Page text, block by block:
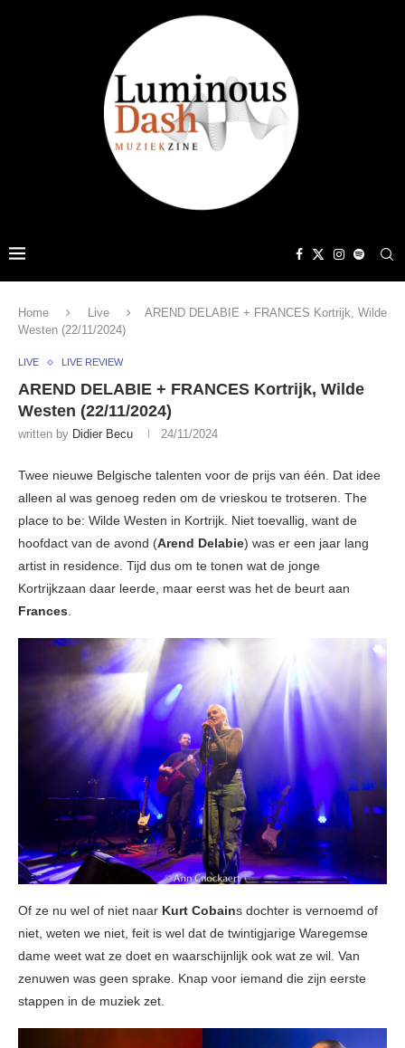
Home Live
AREND DELABIE + FRANCES Kortrijk, Wilde
Westen (22/11/2024)
LIVE LIVE REVIEW
AREND DELABIE + FRANCES Kortrijk, Wilde
Westen (22/11/2024)
written by Didier Becu 24/11/2024
Twee nieuwe Belgische talenten voor de prijs van één. Dat idee
alleen al was genoeg reden om de vrieskou te trotseren. The
place to be: Wilde Westen in Kortrijk. Niet toevallig, want de
hoofdact van de avond (Arend Delabie) was er een jaar lang
artist in residence. Tijd dus om te tonen wat de jonge
Kortrijkzaan daar leerde, maar eerst was het de beurt aan
Frances.
Of ze nu wel of niet naar Kurt Cobains dochter is vernoemd of
niet, weten we niet, feit is wel dat de twintigjarige Waregemse
dame weet wat ze doet en waarschijnlijk ook wat ze wil. Van
zenuwen was geen sprake. Knap voor iemand die zijn eerste
stappen in de muziek zet.